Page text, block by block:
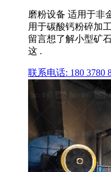
磨粉设备 适用于非
用于碳酸钙粉碎加
留言想了解小型矿
这 .
联系电话: 180 3780